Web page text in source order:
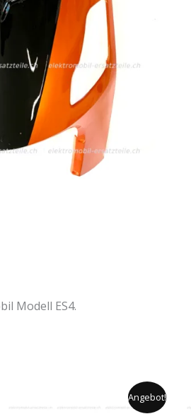
Modell ES4.
Angebot!
Preis
Aktueller